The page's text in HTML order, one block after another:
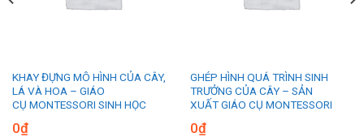
KHAY ĐỰNG MÔ HÌNH CỦA CÂY,
LÁ VÀ HOA – GIÁO
CỤ MONTESSORI SINH HỌC
0₫
GHÉP HÌNH QUÁ TRÌNH SINH
TRƯỞNG CỦA CÂY – SẢN
XUẤT GIÁO CỤ MONTESSORI
0₫